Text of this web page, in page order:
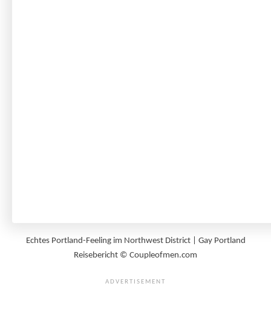
Echtes Portland-Feeling im Northwest District | Gay Portland
Reisebericht © Coupleofmen.com